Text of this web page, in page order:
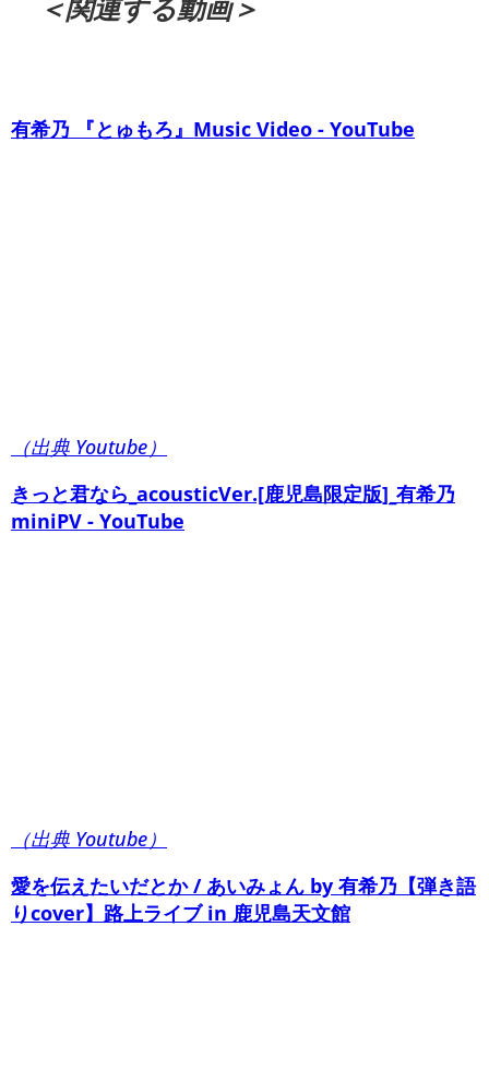
有希乃 『とゅもろ』Music Video - YouTube
（出典 Youtube）
きっと君なら_acousticVer.[鹿児島限定版]_有希乃
miniPV - YouTube
（出典 Youtube）
愛を伝えたいだとか / あいみょん by 有希乃【弾き語
りcover】路上ライブ in 鹿児島天文館